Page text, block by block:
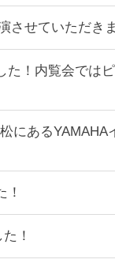
させていただき
た！内覧会では
にあるYAMAHA
！